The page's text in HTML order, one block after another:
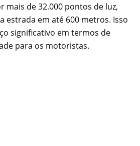
mais de 32.000 pontos de luz,
estrada em até 600 metros. Isso
significativo em termos de
para os motoristas.